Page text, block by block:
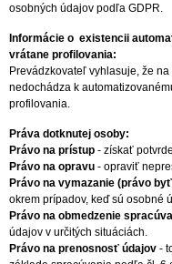
osobných údajov podľa GDPR.
Informácie o existencii
vrátane profilovania:
Prevádzkovateľ vyhlasuje, že
nedochádza k
profilovania.
Práva dotknutej osoby:
Právo na prístup - získať
Právo na opravu - opraviť
Právo na vymazanie (právo
okrem prípadov, keď sú osobné
Právo na obmedzenie
údajov v určitých situáciách.
Právo na prenosnosť údajov -